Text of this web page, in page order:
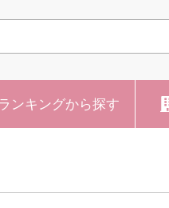
ランキングから探す